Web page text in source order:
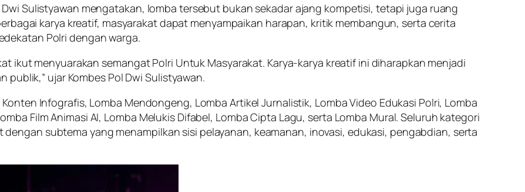
Dwi Sulistyawan mengatakan, lomba tersebut bukan sekadar ajang kompetisi, tetapi juga ruang
karya kreatif, masyarakat dapat menyampaikan harapan, kritik membangun, serta cerita
Polri dengan warga.
ikut menyuarakan semangat Polri Untuk Masyarakat. Karya-karya kreatif ini diharapkan menjadi
ujar Kombes Pol Dwi Sulistyawan.
Infografis, Lomba Mendongeng, Lomba Artikel Jurnalistik, Lomba Video Edukasi Polri, Lomba
Film Animasi AI, Lomba Melukis Difabel, Lomba Cipta Lagu, serta Lomba Mural. Seluruh kategori
subtema yang menampilkan sisi pelayanan, keamanan, inovasi, edukasi, pengabdian, serta